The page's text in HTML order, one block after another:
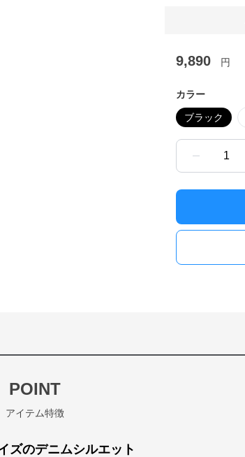
9,890 円
カラー
ブラック
1
POINT
アイテム特徴
ズのデニムシルエット